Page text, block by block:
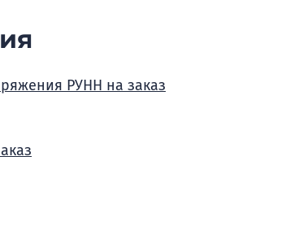
РУНН на заказ